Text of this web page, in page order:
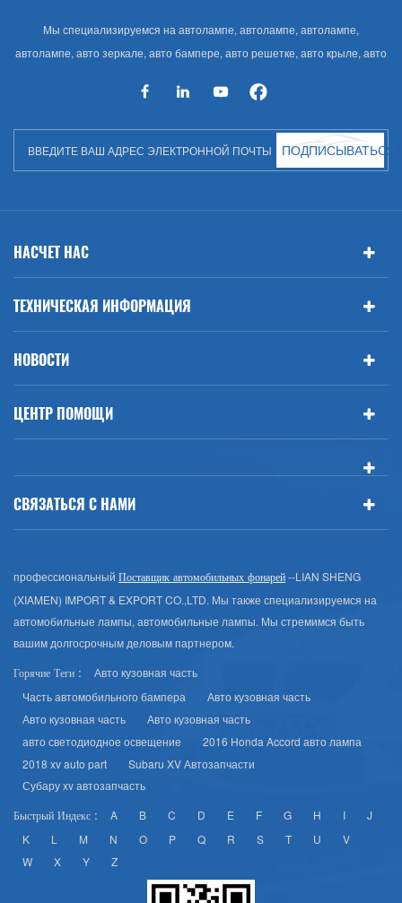
Мы специализируемся на автолампе, автолампе, автолампе,
автолампе, авто зеркале, авто бампере, авто решетке, авто крыле, авто
автозапчастей для Audi, VW, Benz, BMW
ПОДПИСЫВАТЬСЯ
НАСЧЕТ НАС
ТЕХНИЧЕСКАЯ ИНФОРМАЦИЯ
НОВОСТИ
ЦЕНТР ПОМОЩИ
СВЯЗАТЬСЯ С НАМИ
профессиональный Поставщик автомобильных фонарей--LIAN SHENG
(XIAMEN) IMPORT & EXPORT CO.,LTD. Мы также специализируемся на
автомобильные лампы, автомобильные лампы. Мы стремимся быть
вашим долгосрочным деловым партнером.
Горячие Теги :
Авто кузовная часть
Часть автомобильного бампера
Авто кузовная часть
Авто кузовная часть
Авто кузовная часть
авто светодиодное освещение
2016 Honda Accord авто лампа
2018 xv auto part
Subaru XV Автозапчасти
Субару xv автозапчасть
Быстрый Индекс : A B C D E F G H I
J
K
L M N O P Q R S T U
V
W
X Y Z